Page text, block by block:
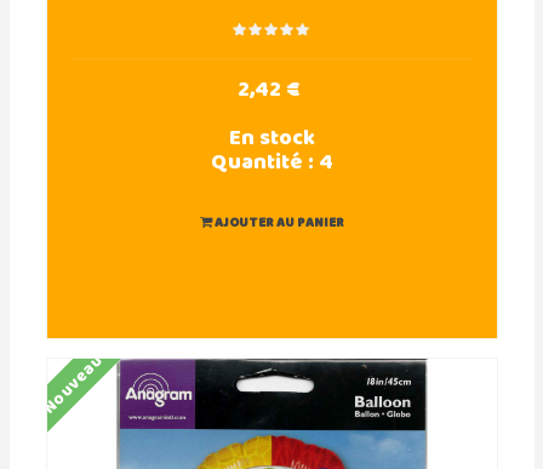
2,42 €
En stock
Quantité :4
AJOUTER AU PANIER
Nouveau